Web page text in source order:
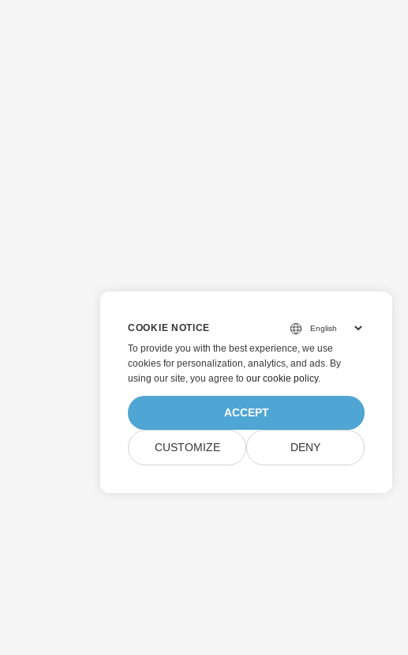
COOKIE NOTICE
To provide you with the best experience, we use
cookies for personalization, analytics, and ads. By
using our site, you agree to our cookie policy.
ACCEPT
CUSTOMIZE DENY